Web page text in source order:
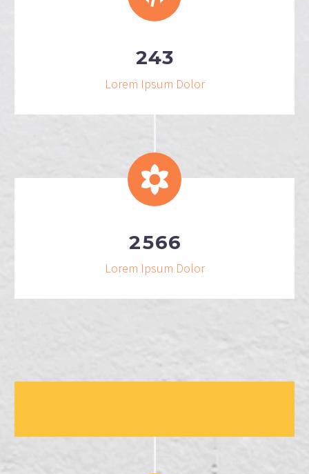
243
Lorem Ipsum Dolor
2566
Lorem Ipsum Dolor